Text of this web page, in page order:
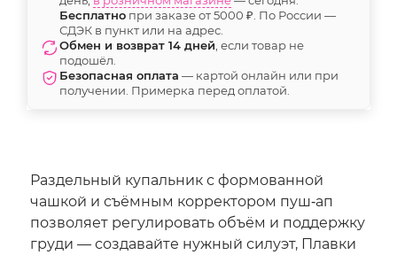
Бесплатно при заказе от 5000 ₽. По России —
СДЭК в пункт или на адрес.
Обмен и возврат 14 дней , если товар не
подошёл.
Безопасная оплата — картой онлайн или при
получении. Примерка перед оплатой.
Раздельный купальник с формованной
чашкой и съёмным корректором пуш‑ап
позволяет регулировать объём и поддержку
груди — создавайте нужный силуэт, Плавки